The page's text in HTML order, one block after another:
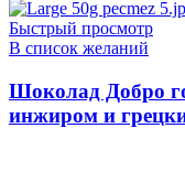
Быстрый просмотр
В список желаний
Шоколад Добро
инжиром и